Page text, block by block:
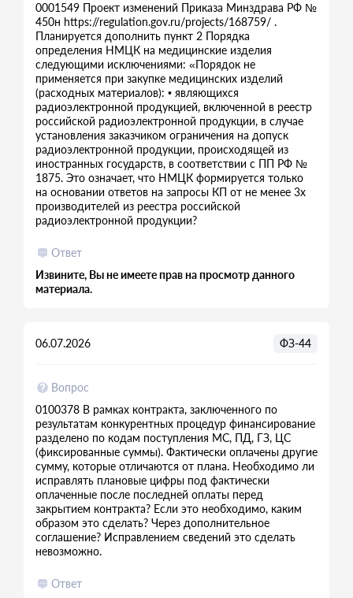
0001549 Проект изменений Приказа Минздрава РФ №
450н https://regulation.gov.ru/projects/168759/ .
Планируется дополнить пункт 2 Порядка
определения НМЦК на медицинские изделия
следующими исключениями: «Порядок не
применяется при закупке медицинских изделий
(расходных материалов): • являющихся
радиоэлектронной продукцией, включенной в реестр
российской радиоэлектронной продукции, в случае
установления заказчиком ограничения на допуск
радиоэлектронной продукции, происходящей из
иностранных государств, в соответствии с ПП РФ №
1875. Это означает, что НМЦК формируется только
на основании ответов на запросы КП от не менее 3х
производителей из реестра российской
радиоэлектронной продукции?
Ответ
Извините, Вы не имеете прав на просмотр данного
материала.
Вопрос
0100378 В рамках контракта, заключенного по
результатам конкурентных процедур финансирование
разделено по кодам поступления МС, ПД, ГЗ, ЦС
(фиксированные суммы). Фактически оплачены другие
сумму, которые отличаются от плана. Необходимо ли
исправлять плановые цифры под фактически
оплаченные после последней оплаты перед
закрытием контракта? Если это необходимо, каким
образом это сделать? Через дополнительное
соглашение? Исправлением сведений это сделать
невозможно.
Ответ
06.07.2026 ФЗ-44